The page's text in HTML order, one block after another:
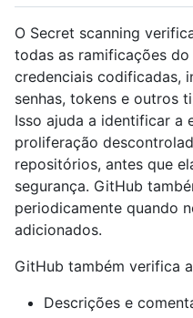
O Secret scanning
todas as ramificações
credenciais codificadas,
senhas, tokens e outros
Isso ajuda a identificar a
proliferação
repositórios, antes que
segurança. GitHub
periodicamente quando
adicionados.
GitHub também verifica
Descrições e